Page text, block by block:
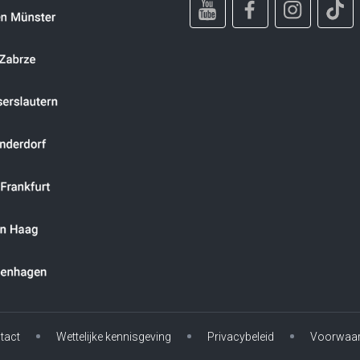
Wettelijke kennisgeving Privacybeleid